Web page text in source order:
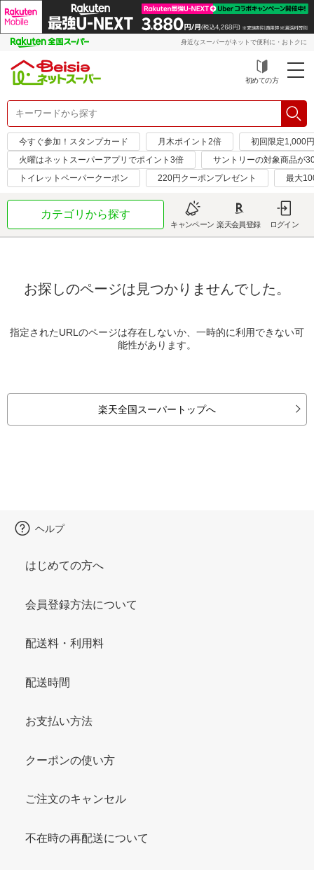
身近なスーパーがネットで便利に・おトクに
初めての方
今すぐ参加！スタンプカード 月木ポイント2倍
初回限定1,000
火曜はネットスーパーアプリでポイント3倍
サントリーの対象商品が
トイレットペーパークーポン
220円クーポンプレゼント 最大
カテゴリから探す
キャンペーン 楽天会員登録 ログイン
お探しのページは見つかりませんでした。
指定されたURLのページは存在しないか、一時的に利用できない可
能性があります。
楽天全国スーパートップへ
ヘルプ
はじめての方へ
会員登録方法について
配送料・利用料
配送時間
お支払い方法
クーポンの使い方
ご注文のキャンセル
不在時の再配送について